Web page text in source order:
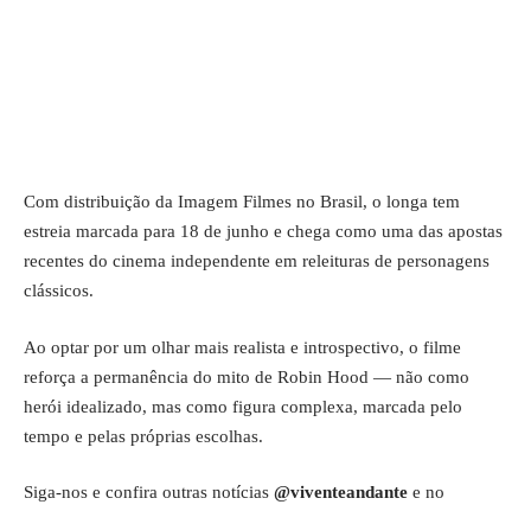
Com distribuição da Imagem Filmes no Brasil, o longa tem
estreia marcada para 18 de junho e chega como uma das apostas
recentes do cinema independente em releituras de personagens
clássicos.
Ao optar por um olhar mais realista e introspectivo, o filme
reforça a permanência do mito de Robin Hood — não como
herói idealizado, mas como figura complexa, marcada pelo
tempo e pelas próprias escolhas.
Siga-nos e confira outras notícias @viventeandante e no